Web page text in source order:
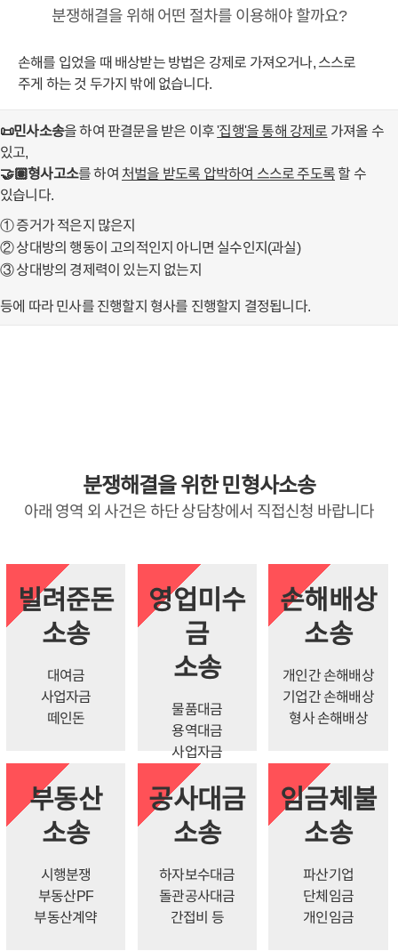
소송 팁
절차
빠른 상담신청
분쟁해결을 위해 어떤 절차를 이용해야 할까요?
손해를 입었을 때 배상받는 방법은 강제로 가져오거나, 스스로
주게 하는 것 두가지 밖에 없습니다.
📜민사소송을 하여 판결문을 받은 이후'집행'을 통해 강제로 가져올 수
있고,
🤝🏽형사고소를 하여 처벌을 받도록 압박하여 스스로 주도록할 수
있습니다.
① 증거가 적은지 많은지
② 상대방의 행동이 고의적인지 아니면 실수인지(과실)
③ 상대방의 경제력이 있는지 없는지
등에 따라 민사를 진행할지 형사를 진행할지 결정됩니다.
분쟁해결을 위한 민형사소송
아래 영역 외 사건은 하단 상담창에서 직접신청 바랍니다
빌려준돈
소송
대여금
사업자금
떼인돈
영업미수
금
소송
물품대금
용역대금
사업자금
손해배상
소송
개인간 손해배상
기업간 손해배상
형사 손해배상
부동산
소송
시행분쟁
부동산PF
부동산계약
공사대금
소송
하자보수대금
돌관공사대금
간접비 등
임금체불
소송
파산기업
단체임금
개인임금